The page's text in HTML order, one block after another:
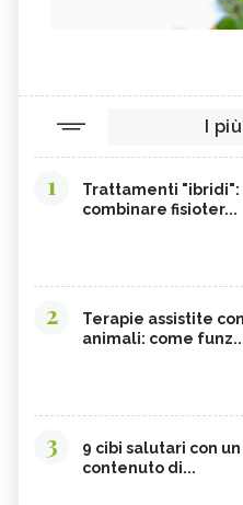
I
1
Trattamenti "ibridi":
combinare fisioter...
2
Terapie assistite con
animali: come
3
9 cibi salutari con
contenuto di...